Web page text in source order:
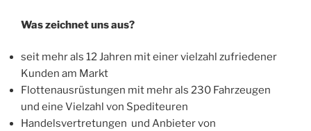
Was zeichnet uns aus?
seit mehr als 12 Jahren mit einer vielzahl zufriedener
Kunden am Markt
Flottenausrüstungen mit mehr als 230 Fahrzeugen
und eine Vielzahl von Spediteuren
Handelsvertretungen und Anbieter von